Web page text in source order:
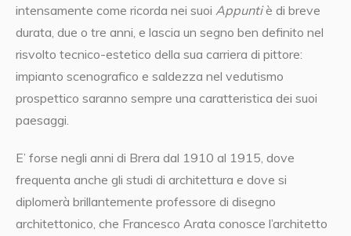
intensamente come ricorda nei suoi Appuntiè di breve
durata, due o tre anni, e lascia un segno ben definito nel
risvolto tecnico-estetico della sua carriera di pittore:
impianto scenografico e saldezza nel vedutismo
prospettico saranno sempre una caratteristica dei suoi
paesaggi.
E’ forse negli anni di Brera dal 1910 al 1915, dove
frequenta anche gli studi di architettura e dove si
diplomerà brillantemente professore di disegno
architettonico, che Francesco Arata conosce l’architetto